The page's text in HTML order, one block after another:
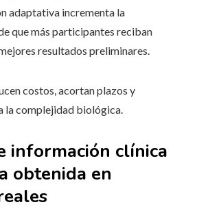
adaptativa incrementa la
que más participantes reciban
resultados preliminares.
costos, acortan plazos y
la complejidad biológica.
información clínica
obtenida en